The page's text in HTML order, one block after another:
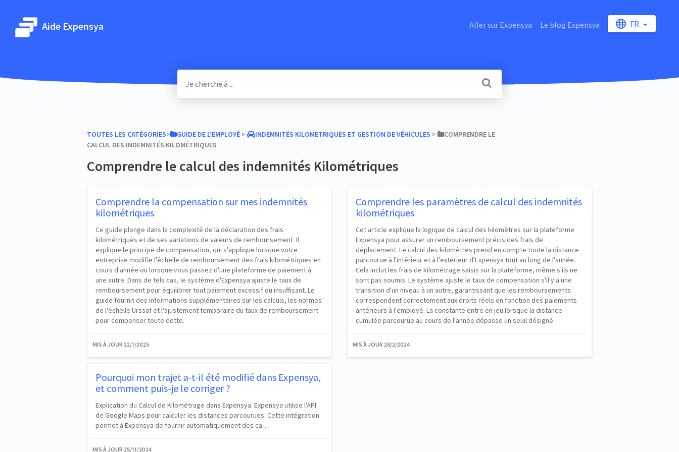
Aide Expensya Aller sur Expensya Le blog Expensya FR
TOUTES LES CATÉGORIES​>​ ​GUIDE DE L'EMPLOYÉ ​ > ​ ​INDEMNITÉS KILOMETRIQUES ET GESTION DE VÉHICULES ​ > ​
​COMPRENDRE LE
CALCUL DES INDEMNITÉS KILOMÉTRIQUES
Comprendre le calcul des indemnités Kilométriques
Comprendre la compensation sur mes indemnités
kilométriques
Ce guide plonge dans la complexité de la déclaration des frais
kilométriques et de ses variations de valeurs de remboursement. Il
explique le principe de compensation, qui s'applique lorsque votre
entreprise modifie l'échelle de remboursement des frais kilométriques en
cours d'année ou lorsque vous passez d'une plateforme de paiement à
une autre. Dans de tels cas, le système d'Expensya ajuste le taux de
remboursement pour équilibrer tout paiement excessif ou insuffisant. Le
guide fournit des informations supplémentaires sur les calculs, les normes
de l'échelle Urssaf et l'ajustement temporaire du taux de remboursement
pour compenser toute dette.
MIS À JOUR 22/1/2025
Comprendre les paramètres de calcul des indemnités
kilométriques
Cet article explique la logique de calcul des kilomètres sur la plateforme
Expensya pour assurer un remboursement précis des frais de
déplacement. Le calcul des kilomètres prend en compte toute la distance
parcourue à l'intérieur et à l'extérieur d'Expensya tout au long de l'année.
Cela inclut les frais de kilométrage saisis sur la plateforme, même s'ils ne
sont pas soumis. Le système ajuste le taux de compensation s'il y a une
transition d'un niveau à un autre, garantissant que les remboursements
correspondent correctement aux droits réels en fonction des paiements
antérieurs à l'employé. La constante entre en jeu lorsque la distance
cumulée parcourue au cours de l'année dépasse un seuil désigné.
MIS À JOUR 28/2/2024
Pourquoi mon trajet a-t-il été modifié dans Expensya,
et comment puis-je le corriger ?
Explication du Calcul de Kilométrage dans Expensya. Expensya utilise l'API
de Google Maps pour calculer les distances parcourues. Cette intégration
permet à Expensya de fournir automatiquement des ca…
MIS À JOUR 25/11/2024